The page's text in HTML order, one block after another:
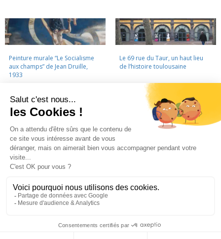
Peinture murale “Le Socialisme
aux champs” de Jean Druille,
1933
Le 69 rue du Taur, un haut lieu
de l’histoire toulousaine
LA CINÉMATHÈQUE · CONTACTS · LETTRE D'INFORMATION ·
PARTENAIRES
MENTIONS LÉGALES
La Cinémathèque de Toulouse
La Cinémathèque de Toulouse © 2015. Tous droits réservés.